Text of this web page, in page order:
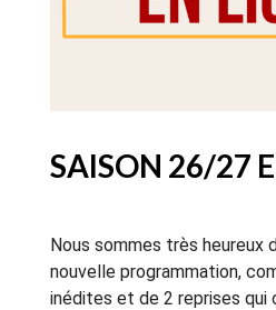
SAISON 26/27
Nous sommes très
nouvelle programmation,
inédites et de 2 reprises qui